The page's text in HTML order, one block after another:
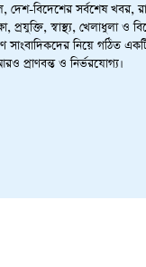
দেশ-বিদেশের সর্বশেষ খবর,
প্রযুক্তি, স্বাস্থ্য, খেলাধুলা ও
নিয়ে গঠিত
প্রাণবন্ত ও নির্ভরযোগ্য।